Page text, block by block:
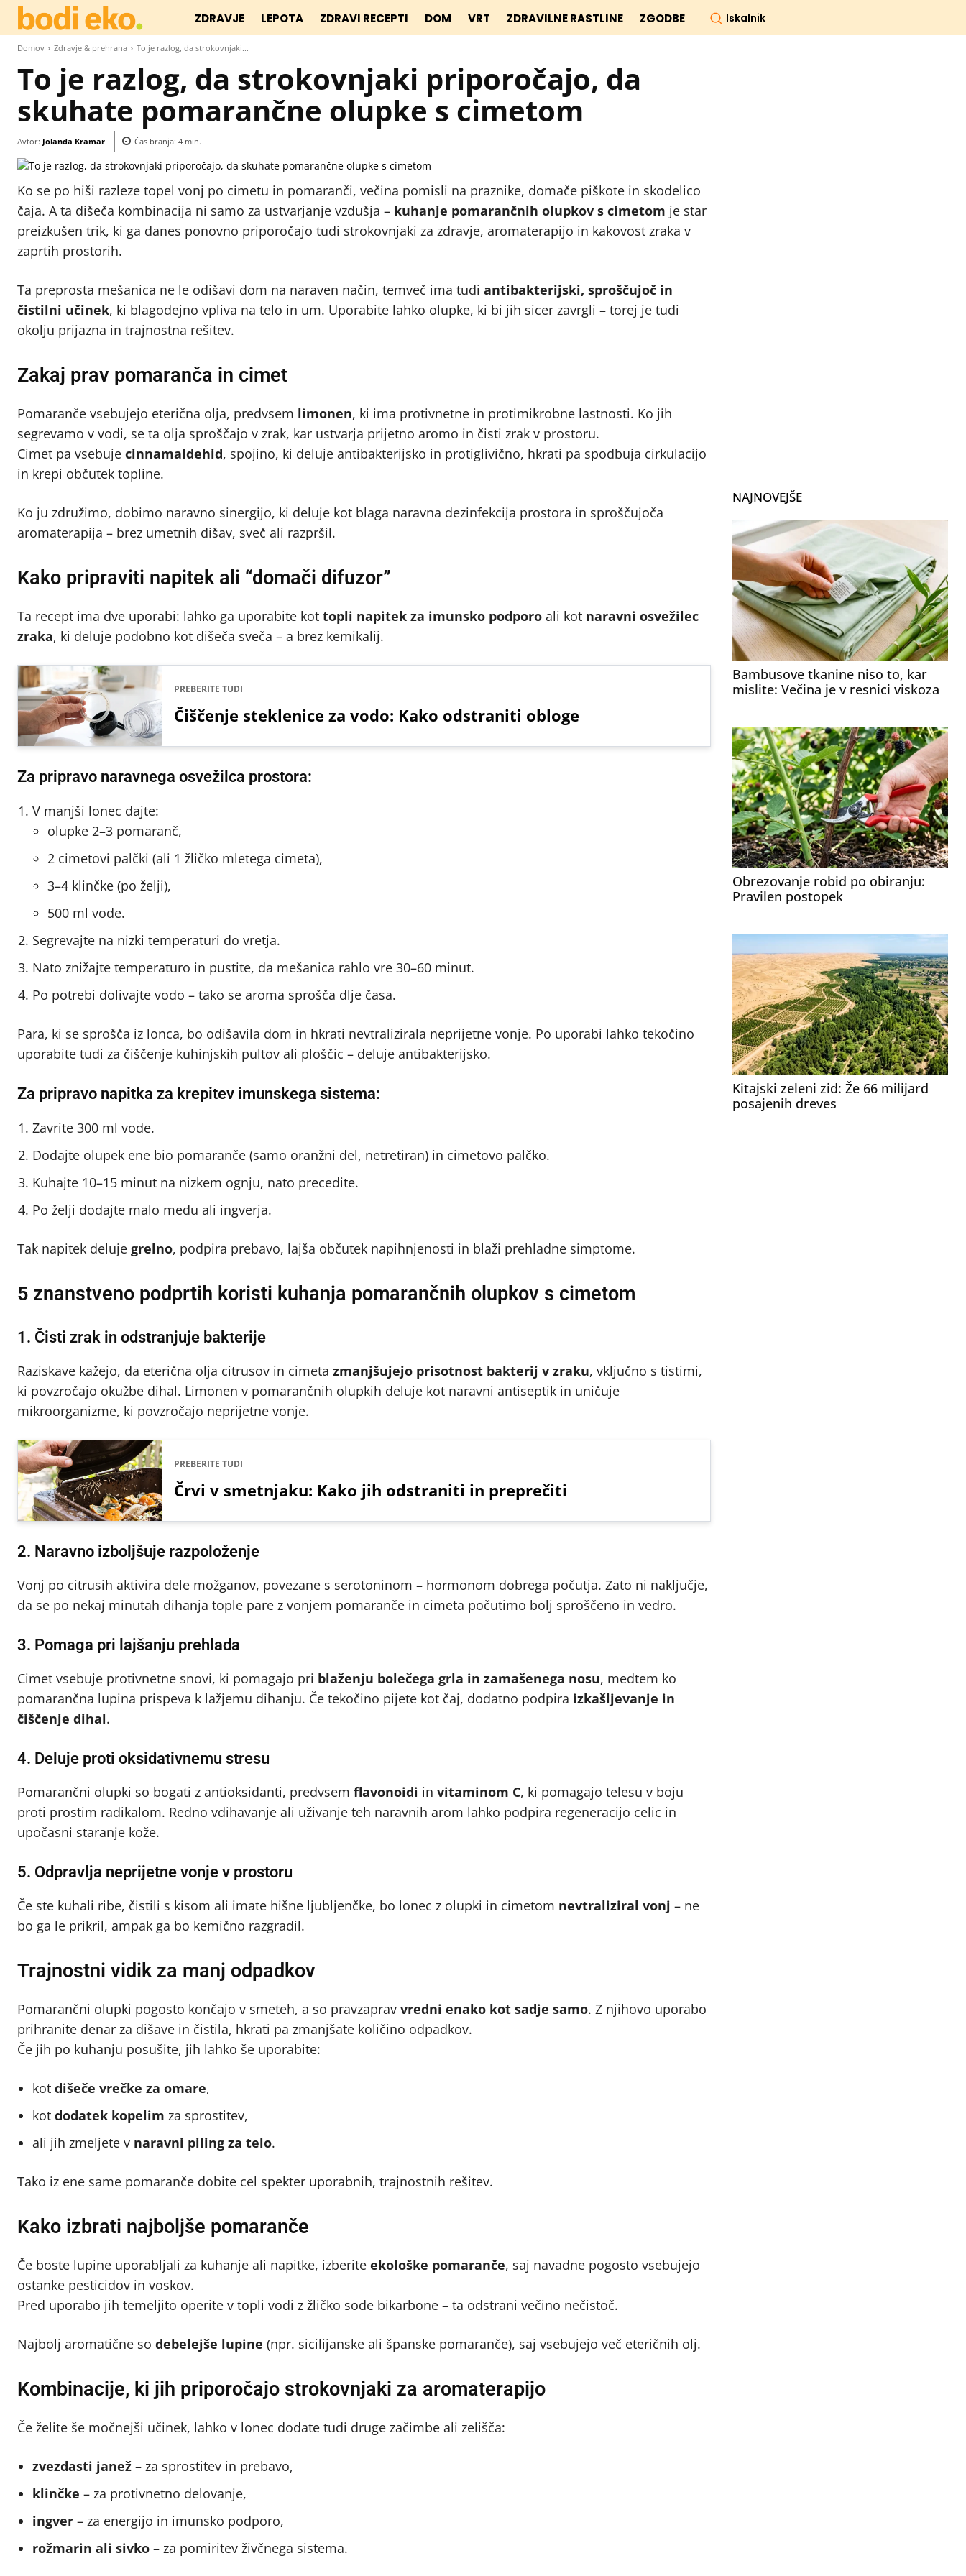
ZDRAVJE LEPOTA ZDRAVI RECEPTI DOM VRT ZDRAVILNE RASTLINE ZGODBE Iskalnik
Domov Zdravje & prehrana To je razlog, da strokovnjaki...
To je razlog, da strokovnjaki priporočajo, da
skuhate pomarančne olupke s cimetom
Avtor: Jolanda Kramar Čas branja: 4 min.
Ko se po hiši razleze topel vonj po cimetu in pomaranči, večina pomisli na praznike, domače piškote in skodelico
čaja. A ta dišeča kombinacija ni samo za ustvarjanje vzdušja – kuhanje pomarančnih olupkov s cimetom je star
preizkušen trik, ki ga danes ponovno priporočajo tudi strokovnjaki za zdravje, aromaterapijo in kakovost zraka v
zaprtih prostorih.
Ta preprosta mešanica ne le odišavi dom na naraven način, temveč ima tudi antibakterijski, sproščujoč in
čistilni učinek, ki blagodejno vpliva na telo in um. Uporabite lahko olupke, ki bi jih sicer zavrgli – torej je tudi
okolju prijazna in trajnostna rešitev.
Zakaj prav pomaranča in cimet
Pomaranče vsebujejo eterična olja, predvsem limonen, ki ima protivnetne in protimikrobne lastnosti. Ko jih
segrevamo v vodi, se ta olja sproščajo v zrak, kar ustvarja prijetno aromo in čisti zrak v prostoru.
Cimet pa vsebuje cinnamaldehid, spojino, ki deluje antibakterijsko in protiglivično, hkrati pa spodbuja cirkulacijo
in krepi občutek topline.
Ko ju združimo, dobimo naravno sinergijo, ki deluje kot blaga naravna dezinfekcija prostora in sproščujoča
aromaterapija – brez umetnih dišav, sveč ali razpršil.
Kako pripraviti napitek ali “domači difuzor”
Ta recept ima dve uporabi: lahko ga uporabite kot topli napitek za imunsko podporo ali kot naravni osvežilec
zraka, ki deluje podobno kot dišeča sveča – a brez kemikalij.
PREBERITE TUDI
Čiščenje steklenice za vodo: Kako odstraniti obloge
Za pripravo naravnega osvežilca prostora:
V manjši lonec dajte:
olupke 2–3 pomaranč,
2 cimetovi palčki (ali 1 žličko mletega cimeta),
3–4 klinčke (po želji),
500 ml vode.
Segrevajte na nizki temperaturi do vretja.
Nato znižajte temperaturo in pustite, da mešanica rahlo vre 30–60 minut.
Po potrebi dolivajte vodo – tako se aroma sprošča dlje časa.
Para, ki se sprošča iz lonca, bo odišavila dom in hkrati nevtralizirala neprijetne vonje. Po uporabi lahko tekočino
uporabite tudi za čiščenje kuhinjskih pultov ali ploščic – deluje antibakterijsko.
Za pripravo napitka za krepitev imunskega sistema:
Zavrite 300 ml vode.
Dodajte olupek ene bio pomaranče (samo oranžni del, netretiran) in cimetovo palčko.
Kuhajte 10–15 minut na nizkem ognju, nato precedite.
Po želji dodajte malo medu ali ingverja.
Tak napitek deluje grelno, podpira prebavo, lajša občutek napihnjenosti in blaži prehladne simptome.
5 znanstveno podprtih koristi kuhanja pomarančnih olupkov s cimetom
1. Čisti zrak in odstranjuje bakterije
Raziskave kažejo, da eterična olja citrusov in cimeta zmanjšujejo prisotnost bakterij v zraku, vključno s tistimi,
ki povzročajo okužbe dihal. Limonen v pomarančnih olupkih deluje kot naravni antiseptik in uničuje
mikroorganizme, ki povzročajo neprijetne vonje.
PREBERITE TUDI
Črvi v smetnjaku: Kako jih odstraniti in preprečiti
2. Naravno izboljšuje razpoloženje
Vonj po citrusih aktivira dele možganov, povezane s serotoninom – hormonom dobrega počutja. Zato ni naključje,
da se po nekaj minutah dihanja tople pare z vonjem pomaranče in cimeta počutimo bolj sproščeno in vedro.
3. Pomaga pri lajšanju prehlada
Cimet vsebuje protivnetne snovi, ki pomagajo pri blaženju bolečega grla in zamašenega nosu, medtem ko
pomarančna lupina prispeva k lažjemu dihanju. Če tekočino pijete kot čaj, dodatno podpira izkašljevanje in
čiščenje dihal.
4. Deluje proti oksidativnemu stresu
Pomarančni olupki so bogati z antioksidanti, predvsem flavonoidi in vitaminom C, ki pomagajo telesu v boju
proti prostim radikalom. Redno vdihavanje ali uživanje teh naravnih arom lahko podpira regeneracijo celic in
upočasni staranje kože.
5. Odpravlja neprijetne vonje v prostoru
Če ste kuhali ribe, čistili s kisom ali imate hišne ljubljenčke, bo lonec z olupki in cimetom nevtraliziral vonj – ne
bo ga le prikril, ampak ga bo kemično razgradil.
Trajnostni vidik za manj odpadkov
Pomarančni olupki pogosto končajo v smeteh, a so pravzaprav vredni enako kot sadje samo. Z njihovo uporabo
prihranite denar za dišave in čistila, hkrati pa zmanjšate količino odpadkov.
Če jih po kuhanju posušite, jih lahko še uporabite:
kot dišeče vrečke za omare,
kot dodatek kopelim za sprostitev,
ali jih zmeljete v naravni piling za telo.
Tako iz ene same pomaranče dobite cel spekter uporabnih, trajnostnih rešitev.
Kako izbrati najboljše pomaranče
Če boste lupine uporabljali za kuhanje ali napitke, izberite ekološke pomaranče, saj navadne pogosto vsebujejo
ostanke pesticidov in voskov.
Pred uporabo jih temeljito operite v topli vodi z žličko sode bikarbone – ta odstrani večino nečistoč.
Najbolj aromatične so debelejše lupine (npr. sicilijanske ali španske pomaranče), saj vsebujejo več eteričnih olj.
Kombinacije, ki jih priporočajo strokovnjaki za aromaterapijo
Če želite še močnejši učinek, lahko v lonec dodate tudi druge začimbe ali zelišča:
zvezdasti janež – za sprostitev in prebavo,
klinčke – za protivnetno delovanje,
ingver – za energijo in imunsko podporo,
rožmarin ali sivko – za pomiritev živčnega sistema.
NAJNOVEJŠE
Bambusove tkanine niso to, kar
mislite: Večina je v resnici viskoza
Obrezovanje robid po obiranju:
Pravilen postopek
Kitajski zeleni zid: Že 66 milijard
posajenih dreves